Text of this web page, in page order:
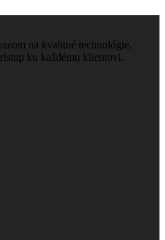
na kvalitné technológie,
ku každému klientovi.